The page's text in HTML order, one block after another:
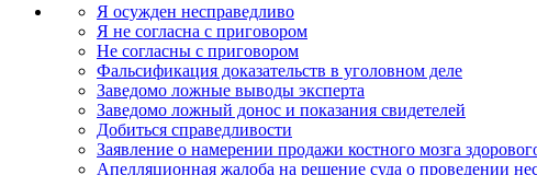
Я осужден несправедливо
Я не согласна с приговором
Не согласны с приговором
Фальсификация доказательств в уголовном деле
Заведомо ложные выводы эксперта
Заведомо ложный донос и показания свидетелей
Добиться справедливости
Заявление о намерении продажи костного мозга
Апелляционная жалоба на решение суда о проведении